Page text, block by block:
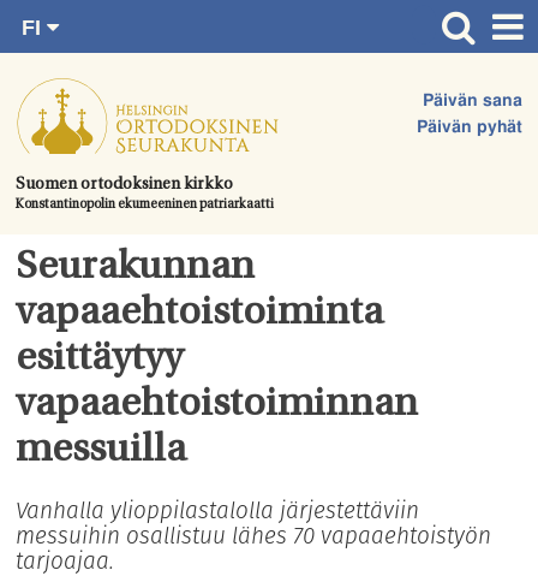
suoraan
sisältöön.
Suomen ortodoksinen kirkko
Konstantinopolin ekumeeninen patriarkaatti
Päivän sana
Päivän pyhät
FI
SV
EN
UA
Etusivu
Ajankohtaista
Juhlat & toimitukset
Kirkot
Apua & tukea
Tule mukaan
Hautausmaa
Yhteystiedot
Seurakunnan
vapaaehtoistoiminta
esittäytyy
vapaaehtoistoiminnan
messuilla
Vanhalla ylioppilastalolla järjestettäviin
messuihin osallistuu lähes 70 vapaaehtoistyön
tarjoajaa.